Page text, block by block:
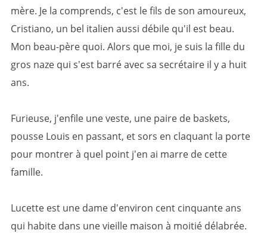
mère. Je la comprends, c'est le fils de son amoureux,
Cristiano, un bel italien aussi débile qu'il est beau.
Mon beau-père quoi. Alors que moi, je suis la fille du
gros naze qui s'est barré avec sa secrétaire il y a huit
ans.
Furieuse, j'enfile une veste, une paire de baskets,
pousse Louis en passant, et sors en claquant la porte
pour montrer à quel point j'en ai marre de cette
famille.
Lucette est une dame d'environ cent cinquante ans
qui habite dans une vieille maison à moitié délabrée.